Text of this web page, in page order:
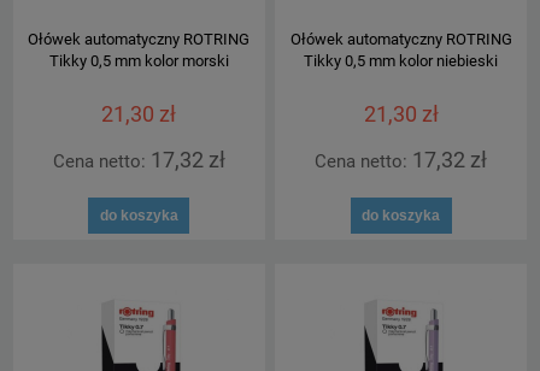
Ołówek automatyczny ROTRING
Tikky 0,5 mm kolor morski
21,30 zł
Cena netto: 17,32 zł
do koszyka
Ołówek automatyczny ROTRING
Tikky 0,5 mm kolor niebieski
21,30 zł
Cena netto: 17,32 zł
do koszyka